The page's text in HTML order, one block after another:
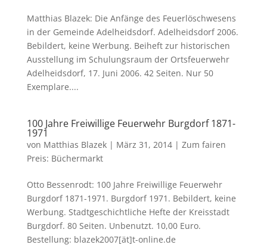
Matthias Blazek: Die Anfänge des Feuerlöschwesens
in der Gemeinde Adelheidsdorf. Adelheidsdorf 2006.
Bebildert, keine Werbung. Beiheft zur historischen
Ausstellung im Schulungsraum der Ortsfeuerwehr
Adelheidsdorf, 17. Juni 2006. 42 Seiten. Nur 50
Exemplare....
100 Jahre Freiwillige Feuerwehr Burgdorf 1871-
1971
von Matthias Blazek| März 31, 2014| Zum fairen
Preis: Büchermarkt
Otto Bessenrodt: 100 Jahre Freiwillige Feuerwehr
Burgdorf 1871-1971. Burgdorf 1971. Bebildert, keine
Werbung. Stadtgeschichtliche Hefte der Kreisstadt
Burgdorf. 80 Seiten. Unbenutzt. 10,00 Euro.
Bestellung: blazek2007[ät]t-online.de